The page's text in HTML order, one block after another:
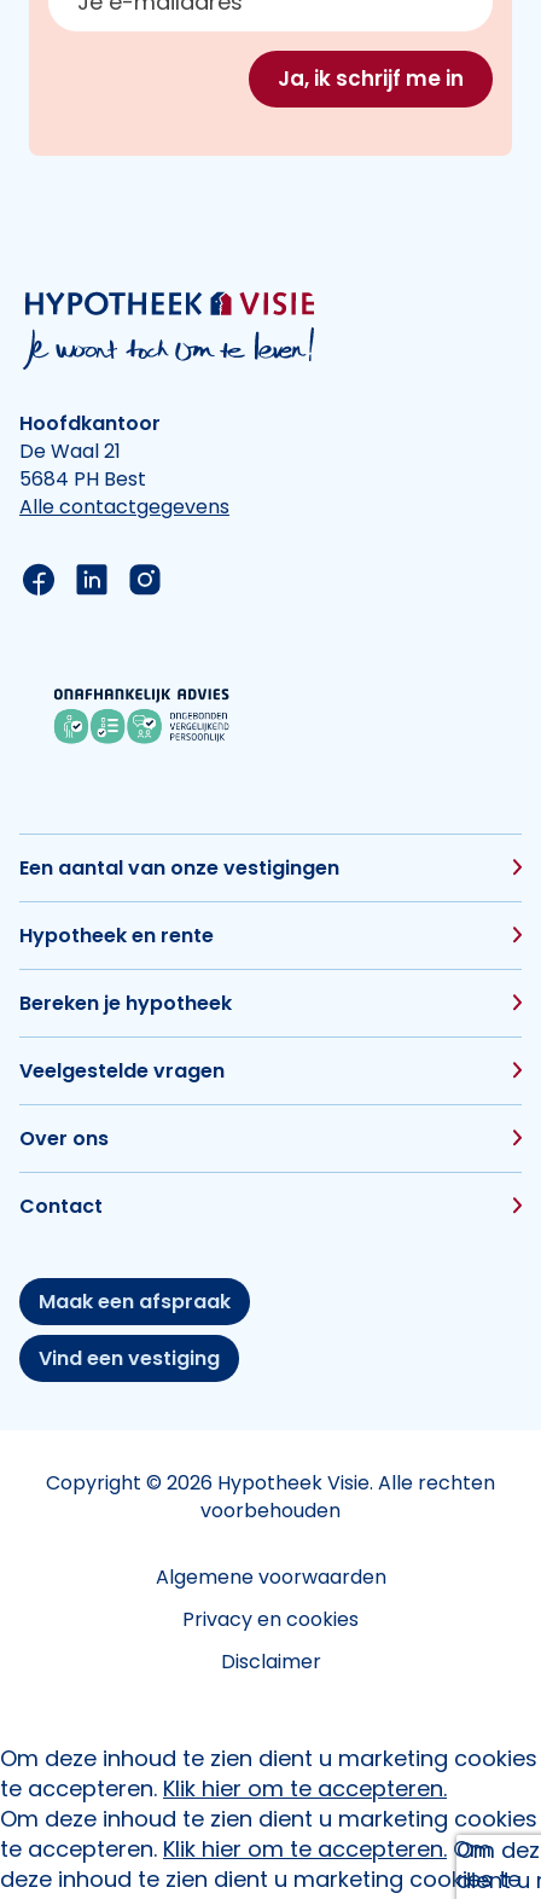
Ja, ik schrijf me in
Hoofdkantoor
De Waal 21
5684 PH Best
Alle contactgegevens
Link naar de Facebook pagina van Hypotheek
Link naar de LinkedIn pagina van
Link naar de Instagram pagina van
Een aantal van onze vestigingen
Hypotheek en rente
Bereken je hypotheek
Veelgestelde vragen
Over ons
Contact
Maak een afspraak
Vind een vestiging
Copyright © 2026 Hypotheek Visie. Alle rechten
voorbehouden
Algemene voorwaarden
Privacy en cookies
Disclaimer
Om
dient u
Om deze inhoud te zien dient u marketing cookies
te accepteren. Klik hier om te accepteren.
Om deze inhoud te zien dient u marketing cookies
te accepteren. Klik hier om te accepteren. Om
deze inhoud te zien dient u marketing cookies te